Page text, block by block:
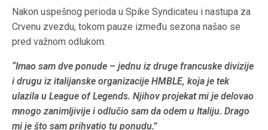
Nakon uspešnog perioda u Spike Syndicateu i nastupa za
Crvenu zvezdu, tokom pauze između sezona našao se
pred važnom odlukom.
“Imao sam dve ponude – jednu iz druge francuske divizije
i drugu iz italijanske organizacije HMBLE, koja je tek
ulazila u League of Legends. Njihov projekat mi je delovao
mnogo zanimljivije i odlučio sam da odem u Italiju. Drago
mi je što sam prihvatio tu ponudu.”